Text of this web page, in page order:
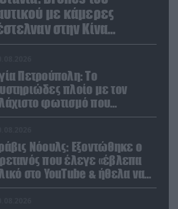
με κάμερες
στην Κίνα
Πετρούπολη: Το
πλοίο με τον
φωτισμό που
την περιέργεια
Νόουλς: Εξοντώθηκε ο
που έλεγε «έβλεπα
στο YouTube & ήθελα να
τους Ρώσους»